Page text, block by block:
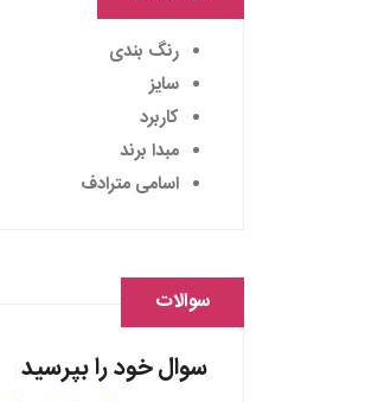
رنگ بندی
سایز
کاربرد
مبدا برند
اسامی مترادف
سوالات
سوال خود را بپرسید